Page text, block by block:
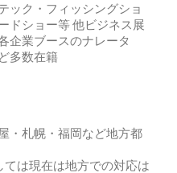
ック・フィッシングショ
ドショー等 他ビジネス展
企業ブースのナレータ
多数在籍
・札幌・福岡など地方都
は現在は地方での対応は